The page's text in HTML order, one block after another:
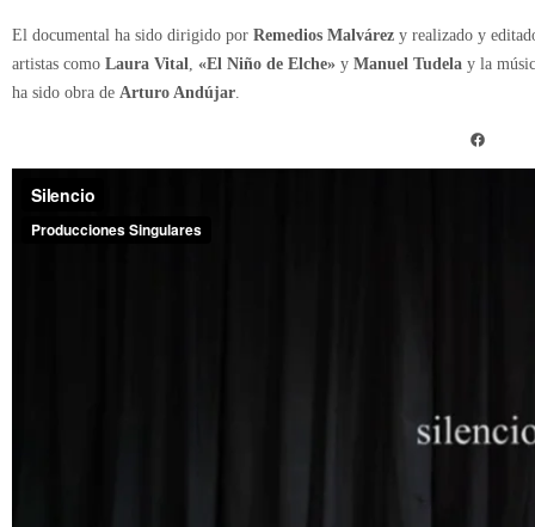
El documental ha sido dirigido por Remedios Malvárez y realizado y
artistas como Laura Vital, «El Niño de Elche» y Manuel Tudela y la
ha sido obra de Arturo Andújar.
Facebook